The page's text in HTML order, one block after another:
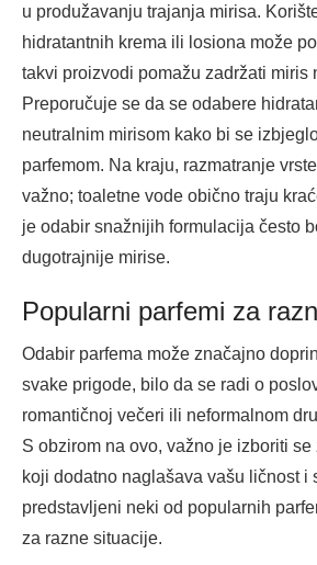
u produžavanju trajanja mirisa.
hidratantnih krema ili losiona može
takvi proizvodi pomažu zadržati miris
Preporučuje se da se odabere
neutralnim mirisom kako bi se
parfemom. Na kraju, razmatranje
važno; toaletne vode obično traju
je odabir snažnijih formulacija često
dugotrajnije mirise.
Popularni parfemi za
Odabir parfema može značajno
svake prigode, bilo da se radi o
romantičnoj večeri ili neformalnom
S obzirom na ovo, važno je izboriti
koji dodatno naglašava vašu ličnost i
predstavljeni neki od popularnih
za razne situacije.